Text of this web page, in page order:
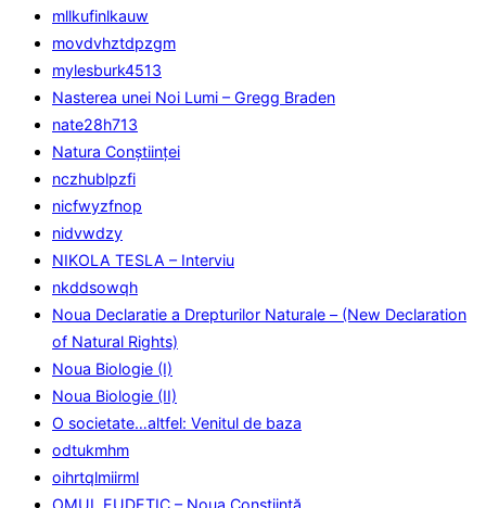
mllkufinlkauw
movdvhztdpzgm
mylesburk4513
Nasterea unei Noi Lumi – Gregg Braden
nate28h713
Natura Conştiinţei
nczhublpzfi
nicfwyzfnop
nidvwdzy
NIKOLA TESLA – Interviu
nkddsowqh
Noua Declaratie a Drepturilor Naturale – (New Declaration
of Natural Rights)
Noua Biologie (I)
Noua Biologie (II)
O societate…altfel: Venitul de baza
odtukmhm
oihrtqlmiirml